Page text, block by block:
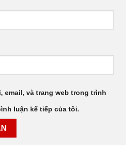
email, và trang web trong trình
luận kế tiếp của tôi.